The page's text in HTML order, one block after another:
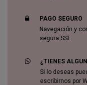
PAGO SEGURO
Navegación y
segura SSL.
¿TIENES
Si lo deseas
escribirnos por